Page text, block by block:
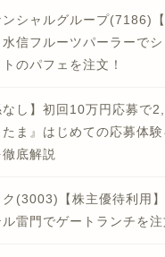
シャルグループ(7186)
信フルーツパーラーでシ
のパフェを注文！
なし】初回10万円応募で
ま』はじめての応募体験
底解説
ク(3003)【株主優待利用】
雷門でゲートランチを注